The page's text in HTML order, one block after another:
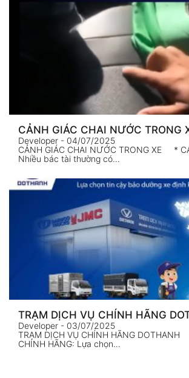
CẢNH GIÁC CHAI NƯỚC TRONG
Developer - 04/07/2025
CẢNH GIÁC CHAI NƯỚC TRONG XE *
Nhiều bác tài thường có…
TRẠM DỊCH VỤ CHÍNH HÃNG
Developer - 03/07/2025
TRẠM DỊCH VỤ CHÍNH HÃNG
CHÍNH HÃNG: Lựa chọn…